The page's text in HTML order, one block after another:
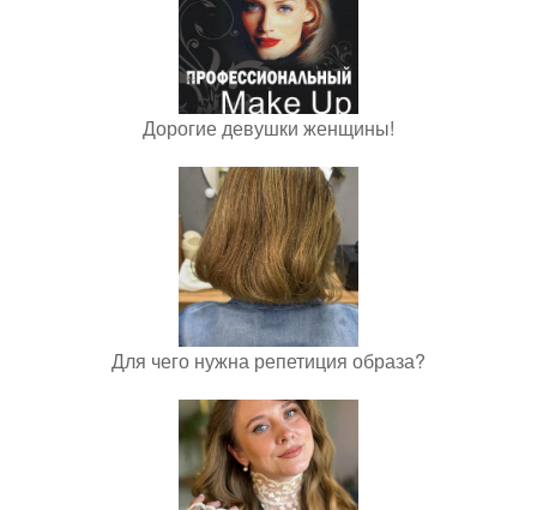
Дорогие девушки женщины!
Для чего нужна репетиция образа?